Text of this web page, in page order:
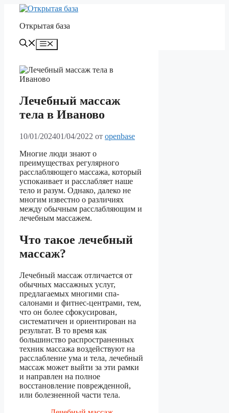
Перейти
содержимому
Открытая база
Меню
Лечебный массаж
тела в Иваново
10/01/202401/04/2022 от openbase
Многие люди знают о
преимуществах регулярного
расслабляющего массажа, который
успокаивает и расслабляет наше
тело и разум. Однако, далеко не
многим известно о различиях
между обычным расслабляющим и
лечебным массажем.
Что такое лечебный
массаж?
Лечебный массаж отличается от
обычных массажных услуг,
предлагаемых многими спа-
салонами и фитнес-центрами, тем,
что он более сфокусирован,
систематичен и ориентирован на
результат. В то время как
большинство распространенных
техник массажа воздействуют на
расслабление ума и тела, лечебный
массаж может выйти за эти рамки
и направлен на полное
восстановление поврежденной,
или болезненной части тела.